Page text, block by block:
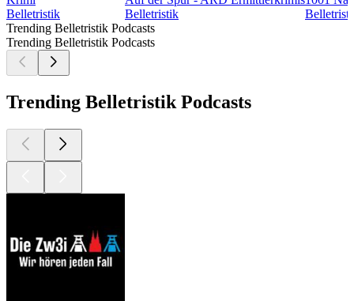
Belletristik
Belletristik
Trending Belletristik Podcasts
Trending Belletristik Podcasts
Trending Belletristik Podcasts